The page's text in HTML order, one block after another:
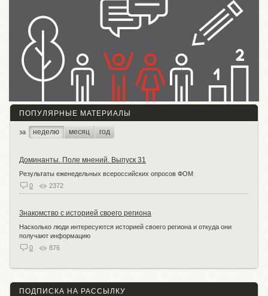
ПОПУЛЯРНЫЕ МАТЕРИАЛЫ
за неделю месяц год
Доминанты. Поле мнений. Выпуск 31
Результаты еженедельных всероссийских опросов ФОМ
0
2372
Знакомство с историей своего региона
Насколько люди интересуются историей своего региона и откуда они
получают информацию
0
876
ПОДПИСКА НА РАССЫЛКУ